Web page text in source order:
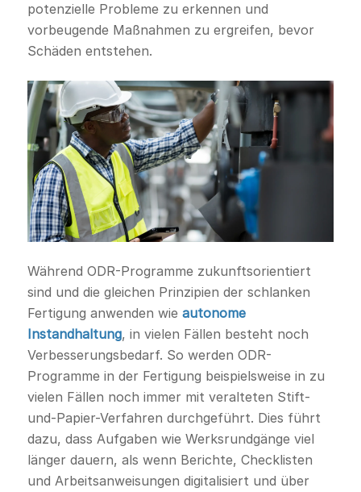
potenzielle Probleme zu erkennen und
vorbeugende Maßnahmen zu ergreifen, bevor
Schäden entstehen.
Während ODR-Programme zukunftsorientiert
sind und die gleichen Prinzipien der schlanken
Fertigung anwenden wie autonome
Instandhaltung, in vielen Fällen besteht noch
Verbesserungsbedarf. So werden ODR-
Programme in der Fertigung beispielsweise in zu
vielen Fällen noch immer mit veralteten Stift-
und-Papier-Verfahren durchgeführt. Dies führt
dazu, dass Aufgaben wie Werksrundgänge viel
länger dauern, als wenn Berichte, Checklisten
und Arbeitsanweisungen digitalisiert und über